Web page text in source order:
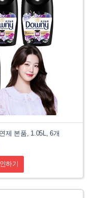
제 본품, 1.05L, 6개
하기